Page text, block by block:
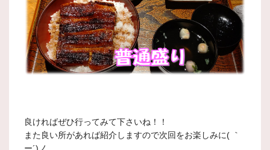
良ければぜひ行ってみて下さいね！！
また良い所があれば紹介しますので次回をお楽しみに( ｀